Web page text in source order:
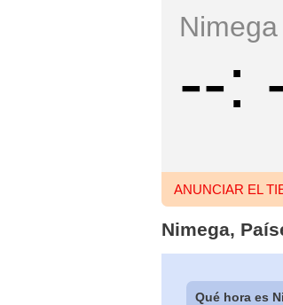
Nimega
--
ANUNCIAR EL
Nimega,
Qué hora es